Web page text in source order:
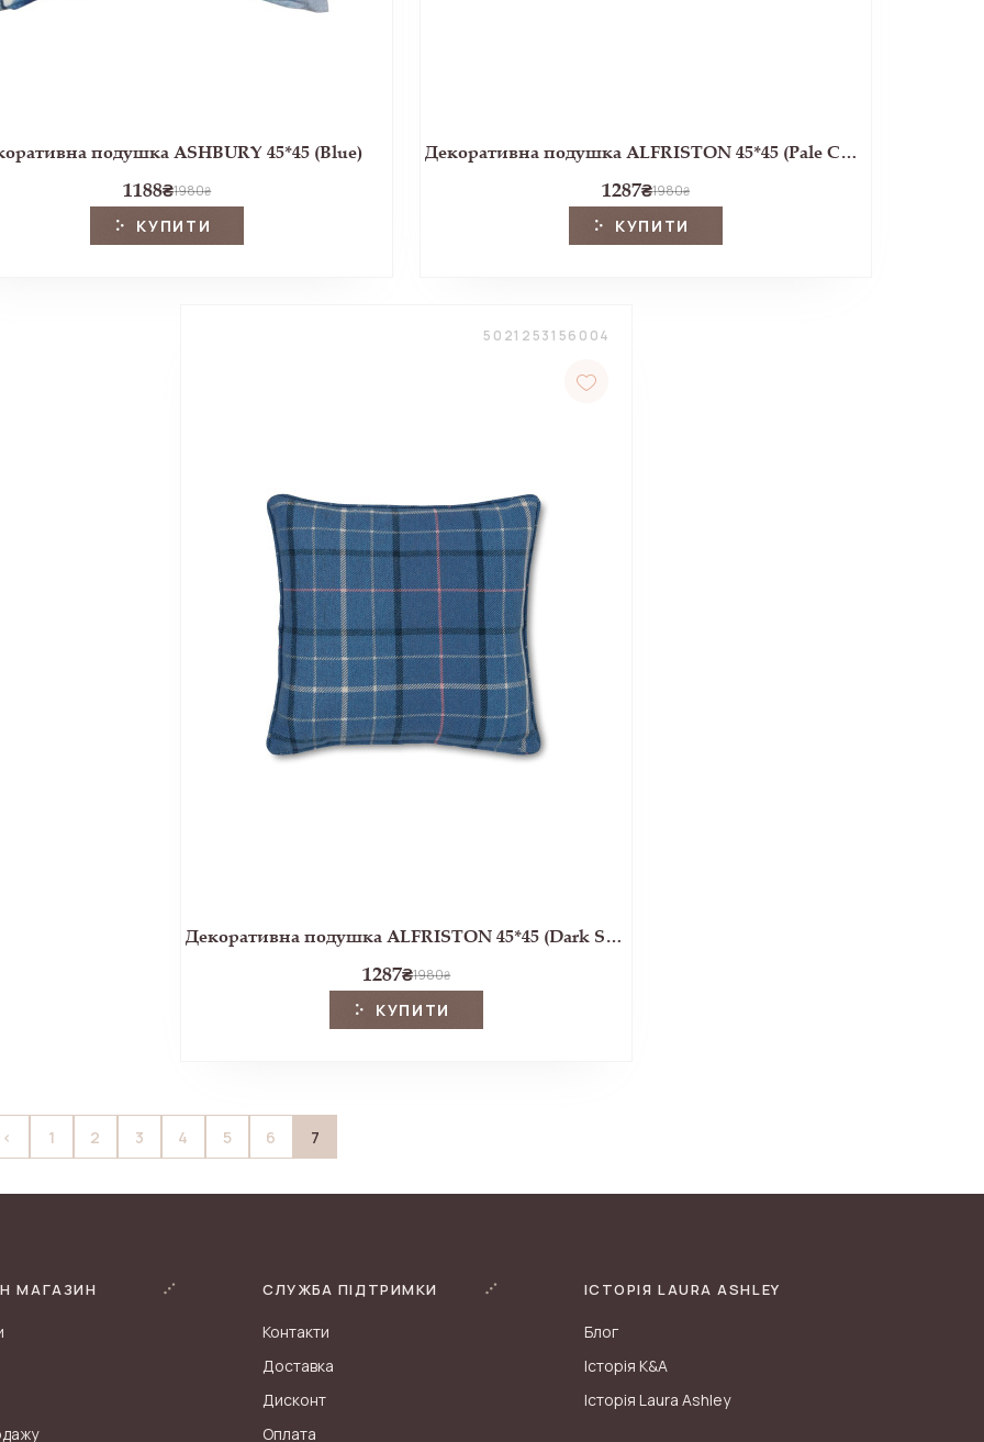
подушка ASHBURY 45*45 (Blue)
1188₴1980₴
КУПИТИ
Декоративна подушка ALFRISTON 45*45 (Pale Charcoal)
1287₴1980₴
КУПИТИ
5021253156004
Декоративна подушка ALFRISTON 45*45 (Dark Seaspray)
1287₴1980₴
КУПИТИ
< 1 2 3 4 5 6 7
МАГАЗИН СЛУЖБА ПІДТРИМКИ
Контакти
Доставка
Дисконт
Оплата
ІСТОРІЯ LAURA ASHLEY
Блог
Історія K&A
Історія Laura Ashley